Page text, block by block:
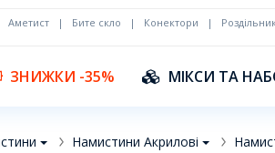
Аметист | Бите скло | Конектори |
ЗНИЖКИ -35% МІКСИ ТА
Намистини Акрилові